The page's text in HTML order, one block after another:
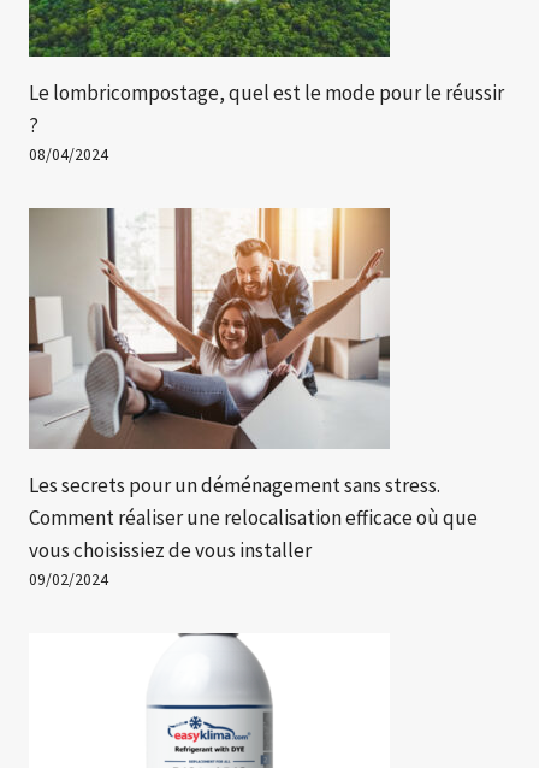
Le lombricompostage, quel est le mode pour le réussir
?
08/04/2024
Les secrets pour un déménagement sans stress.
Comment réaliser une relocalisation efficace où que
vous choisissiez de vous installer
09/02/2024